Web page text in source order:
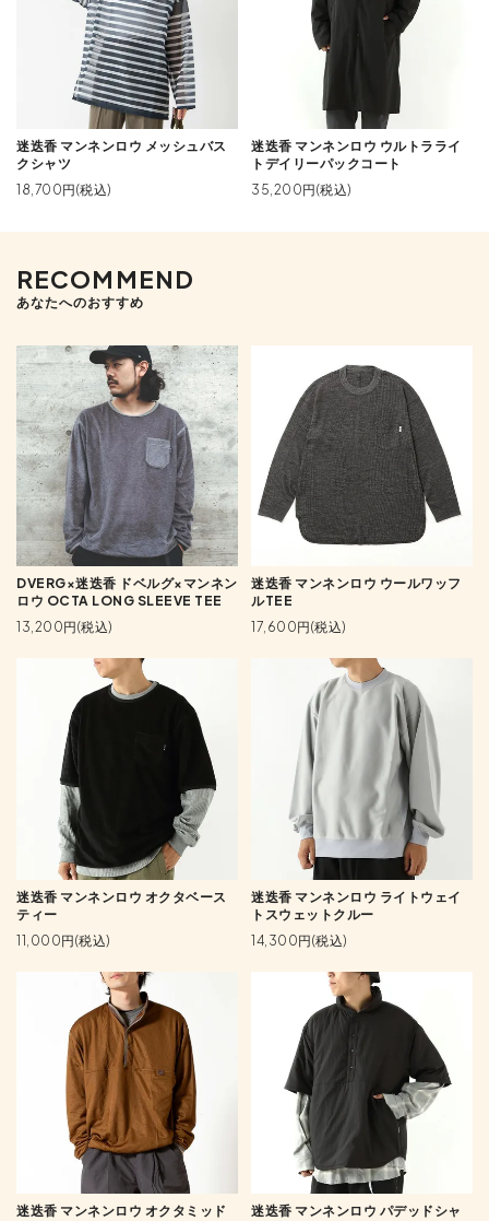
迷迭香 マンネンロウ メッシュバス
クシャツ
18,700円(税込)
迷迭香 マンネンロウ ウルトラライ
トデイリーパックコート
35,200円(税込)
RECOMMEND
あなたへのおすすめ
DVERG×迷迭香 ドベルグ×マンネン
ロウ OCTA LONG SLEEVE TEE
13,200円(税込)
迷迭香 マンネンロウ ウールワッフ
ルTEE
17,600円(税込)
迷迭香 マンネンロウ オクタベース
ティー
11,000円(税込)
迷迭香 マンネンロウ ライトウェイ
トスウェットクルー
14,300円(税込)
迷迭香 マンネンロウ オクタミッド
迷迭香 マンネンロウ パデッドシャ